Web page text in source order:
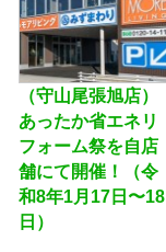
（守山尾張旭店）
あったか省エネリ
フォーム祭を自店
舗にて開催！（令
和8年1月17日〜18
日）